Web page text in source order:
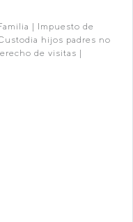
| Impuesto de
hijos padres no
de visitas |